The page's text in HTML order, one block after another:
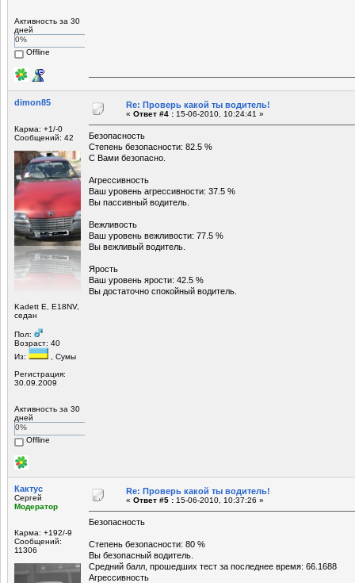
Активность за 30
дней
0%
Offline
dimon85
Карма: +1/-0
Сообщений: 42
Kadett E, E18NV,
седан
Пол:
Возраст: 40
Из:
, Сумы
Регистрация:
30.09.2009
Активность за 30
дней
0%
Offline
Re: Проверь какой ты водитель!
« Ответ #4 : 15-06-2010, 10:24:41 »
Безопасность
Степень безопасности: 82.5 %
С Вами безопасно.
Агрессивность
Ваш уровень агрессивности: 37.5 %
Вы пассивный водитель.
Вежливость
Ваш уровень вежливости: 77.5 %
Вы вежливый водитель.
Ярость
Ваш уровень ярости: 42.5 %
Вы достаточно спокойный водитель.
Кактус
Сергей
Модератор
Карма: +192/-9
Сообщений:
11306
Re: Проверь какой ты водитель!
« Ответ #5 : 15-06-2010, 10:37:26 »
Безопасность
Степень безопасности: 80 %
Вы безопасный водитель.
Средний балл, прошедших тест за последнее время: 66.1688
Агрессивность